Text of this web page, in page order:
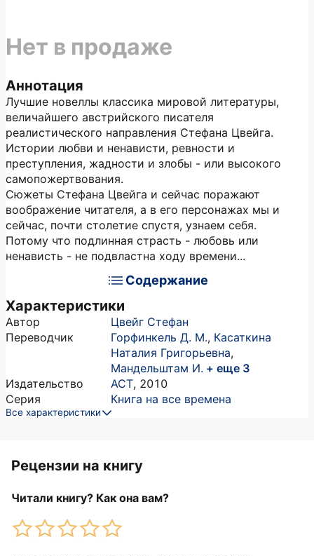
Аннотация
Лучшие новеллы классика мировой литературы,
величайшего австрийского писателя
реалистического направления Стефана Цвейга.
Истории любви и ненависти, ревности и
преступления, жадности и злобы - или высокого
самопожертвования.
Сюжеты Стефана Цвейга и сейчас поражают
воображение читателя, а в его персонажах мы и
сейчас, почти столетие спустя, узнаем себя.
Потому что подлинная страсть - любовь или
ненависть - не подвластна ходу времени...
Содержание
Характеристики
Автор
Цвейг Стефан
Переводчик
Горфинкель Д. М., Касаткина
Наталия Григорьевна,
Мандельштам И. + еще 3
Издательство
АСТ, 2010
Серия
Книга на все времена
Все характеристики
Нет в продаже
Рецензии на книгу
Читали книгу? Как она вам?